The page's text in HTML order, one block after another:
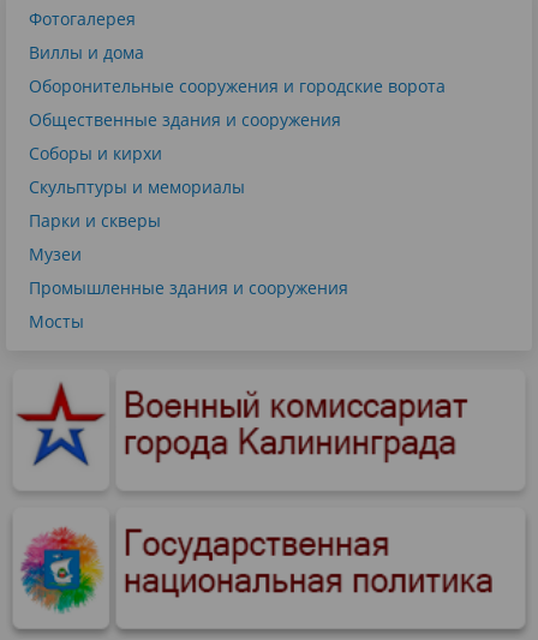
Фотогалерея
Виллы и дома
Оборонительные сооружения и городские ворота
Общественные здания и сооружения
Соборы и кирхи
Скульптуры и мемориалы
Парки и скверы
Музеи
Промышленные здания и сооружения
Мосты